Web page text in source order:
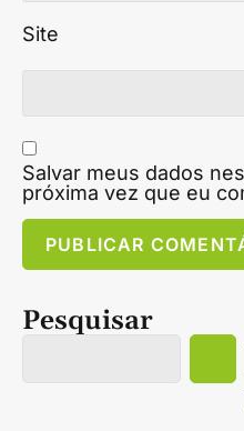
Site
Salvar meus dados
próxima vez que eu
Pesquisar